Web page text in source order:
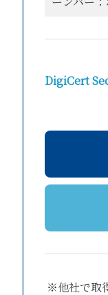
DigiCert
※他社で取